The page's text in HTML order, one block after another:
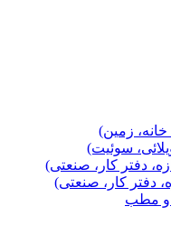
زمین)
سوئیت)
دفتر کار، صنعتی)
دفتر کار، صنعتی)
و مطب